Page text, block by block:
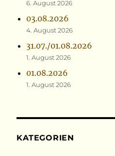
6. August 2026
03.08.2026
4. August 2026
31.07./01.08.2026
1. August 2026
01.08.2026
1. August 2026
KATEGORIEN